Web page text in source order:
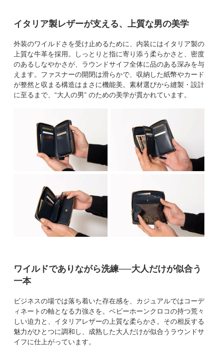
イタリア製レザーが支える、上質な男の美学
外装のワイルドさを受け止めるために、内装にはイタリア製の
上質な牛革を採用。しっとりと指に寄り添う柔らかさと、密度
のあるしなやかさが、ラウンドサイフ全体に品のある深みを与
えます。ファスナーの開閉は滑らかで、収納した紙幣やカード
が整然と収まる構造はまさに機能美。素材選びから縫製・設計
に至るまで、“大人の男” のための美学が貫かれています。
ワイルドでありながら洗練──大人だけが似合う
一本
ビジネスの場では落ち着いた存在感を、カジュアルではコーデ
ィネートの軸となる力強さを。ベビーホーンクロコの持つ荒々
しい迫力と、イタリアレザーの上質な柔らかさ。その相反する
魅力がひとつに調和し、成熟した大人だけが似合うラウンドサ
イフに仕上がっています。